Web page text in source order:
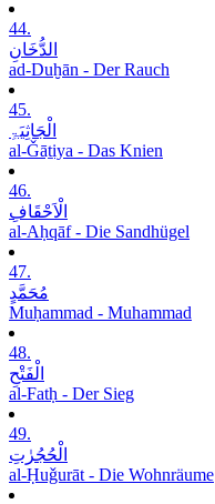
44.
الدُّخَانِ
ad-Duḫān - Der Rauch
45.
الْجَاثِیَۃِ
al-Ǧāṯiya - Das Knien
46.
الْاَحْقَافِ
al-Aḥqāf - Die Sandhügel
47.
مُحَمَّدٍ
Muḥammad - Muhammad
48.
الْفَتْحِ
al-Fatḥ - Der Sieg
49.
الْحُجُرٰتِ
al-Ḥuǧurāt - Die Wohnräume